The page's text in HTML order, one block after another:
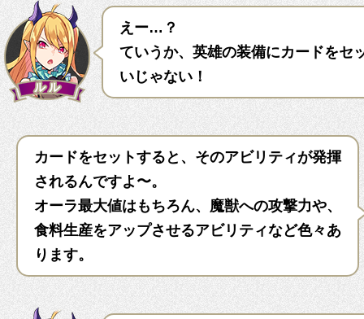
えー…？
ていうか、英雄の装備にカードをセ
いじゃない！
カードをセットすると、そのアビリティが発揮
されるんですよ〜。
オーラ最大値はもちろん、魔獣への攻撃力や、
食料生産をアップさせるアビリティなど色々あ
ります。